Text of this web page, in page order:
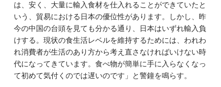
は、安く、大量に輸入食材を仕入れることができていたと
いう、貿易における日本の優位性があります。しかし、昨
今の中国の台頭を見ても分かる通り、日本はいずれ輸入負
けする。現状の食生活レベルを維持するためには、われわ
れ消費者が生活のあり方から考え直さなければいけない時
代になってきています。食べ物が簡単に手に入らなくなっ
て初めて気付くのでは遅いのです」と警鐘を鳴らす。